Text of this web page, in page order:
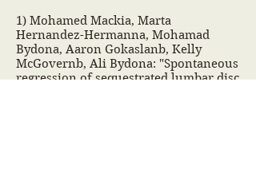
1) Mohamed Mackia, Marta
Hernandez-Hermanna, Mohamad
Bydona, Aaron Gokaslanb, Kelly
McGovernb, Ali Bydona: "Spontaneous
regression of sequestrated lumbar disc